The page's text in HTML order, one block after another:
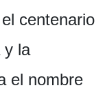
centenario
y la
el nombre